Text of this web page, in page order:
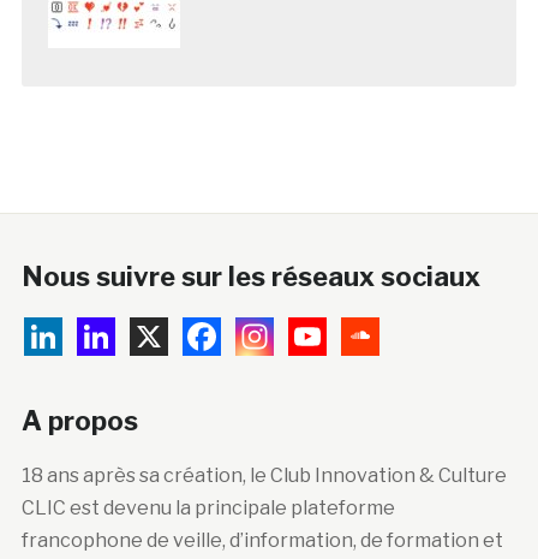
Nous suivre sur les réseaux sociaux
A propos
18 ans après sa création, le Club Innovation & Culture
CLIC est devenu la principale plateforme
francophone de veille, d’information, de formation et